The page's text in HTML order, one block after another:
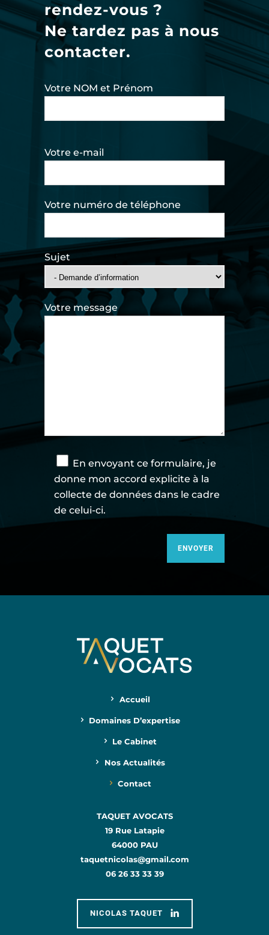
rendez-vous ?
Ne tardez pas à nous
contacter.
Votre NOM et Prénom
Votre e-mail
Votre numéro de téléphone
Sujet
Votre message
En envoyant ce formulaire, je
donne mon accord explicite à la
collecte de données dans le cadre
de celui-ci.
Accueil
Domaines D’expertise
Le Cabinet
Nos Actualités
Contact
TAQUET AVOCATS
19 Rue Latapie
64000 PAU
taquetnicolas@gmail.com
06 26 33 33 39
NICOLAS TAQUET